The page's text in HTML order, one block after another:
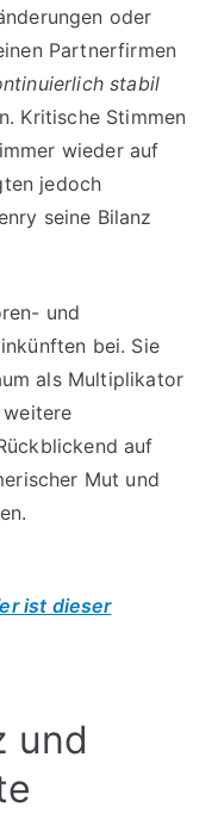
oder
Partnerfirmen
stabil
Kritische Stimmen
wieder auf
jedoch
seine Bilanz
und
bei. Sie
als Multiplikator
auf
Mut und
ist dieser
und